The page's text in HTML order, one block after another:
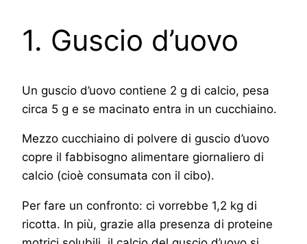
1. Guscio d’uovo
Un guscio d’uovo contiene 2 g di calcio, pesa
circa 5 g e se macinato entra in un cucchiaino.
Mezzo cucchiaino di polvere di guscio d’uovo
copre il fabbisogno alimentare giornaliero di
calcio (cioè consumata con il cibo).
Per fare un confronto: ci vorrebbe 1,2 kg di
ricotta. In più, grazie alla presenza di proteine